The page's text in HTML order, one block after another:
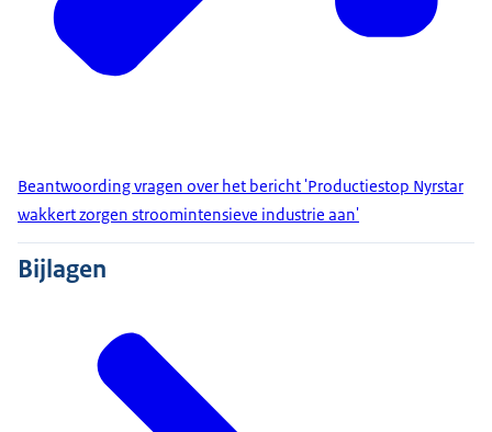
Beantwoording vragen over het bericht 'Productiestop Nyrstar
wakkert zorgen stroomintensieve industrie aan'
Bijlagen